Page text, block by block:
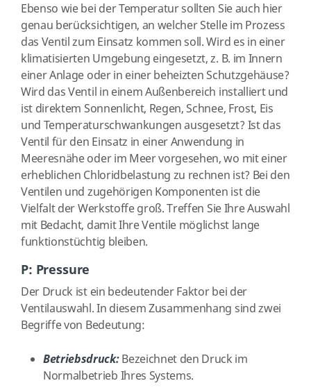
Ebenso wie bei der Temperatur sollten Sie auch hier
genau berücksichtigen, an welcher Stelle im Prozess
das Ventil zum Einsatz kommen soll. Wird es in einer
klimatisierten Umgebung eingesetzt, z. B. im Innern
einer Anlage oder in einer beheizten Schutzgehäuse?
Wird das Ventil in einem Außenbereich installiert und
ist direktem Sonnenlicht, Regen, Schnee, Frost, Eis
und Temperaturschwankungen ausgesetzt? Ist das
Ventil für den Einsatz in einer Anwendung in
Meeresnähe oder im Meer vorgesehen, wo mit einer
erheblichen Chloridbelastung zu rechnen ist? Bei den
Ventilen und zugehörigen Komponenten ist die
Vielfalt der Werkstoffe groß. Treffen Sie Ihre Auswahl
mit Bedacht, damit Ihre Ventile möglichst lange
funktionstüchtig bleiben.
P: Pressure
Der Druck ist ein bedeutender Faktor bei der
Ventilauswahl. In diesem Zusammenhang sind zwei
Begriffe von Bedeutung:
Betriebsdruck:Bezeichnet den Druck im
Normalbetrieb Ihres Systems.